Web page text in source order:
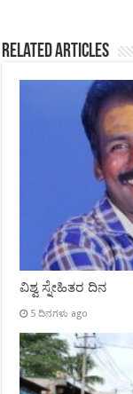
Related Articles
ವಿಶ್ವ ಸ್ನೇಹಿತರ ದಿನ
5 ದಿನಗಳು ago